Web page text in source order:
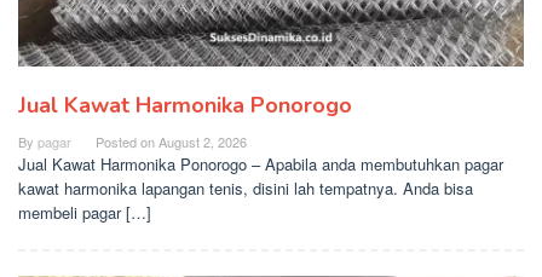
Jual Kawat Harmonika Ponorogo
By pagar Posted onAugust 2, 2026
Jual Kawat Harmonika Ponorogo – Apabila anda membutuhkan pagar
kawat harmonika lapangan tenis, disini lah tempatnya. Anda bisa
membeli pagar […]